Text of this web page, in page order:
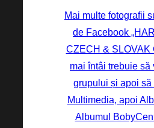
Mai multe fotografii
de Facebook
CZECH & SLOVAK
mai întâi trebuie să
grupului și apoi să
Multimedia, apoi
Albumul